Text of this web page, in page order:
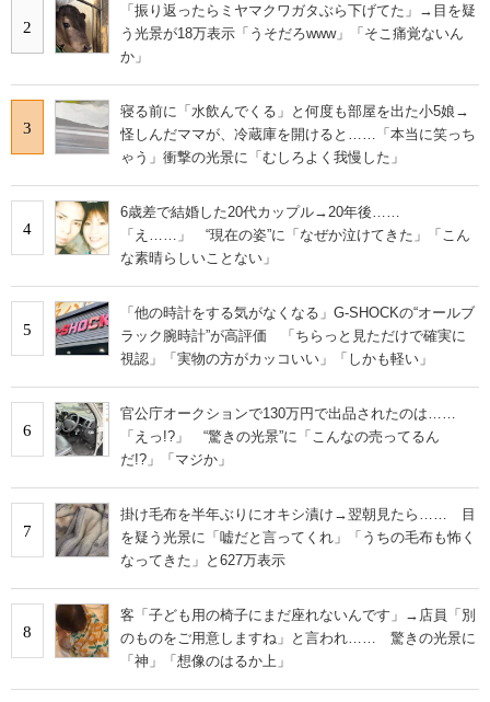
2
「振り返ったらミヤマクワガタぶら下げてた」→目を疑
う光景が18万表示「うそだろwww」「そこ痛覚ないん
か」
3
寝る前に「水飲んでくる」と何度も部屋を出た小5娘→
怪しんだママが、冷蔵庫を開けると……「本当に笑っち
ゃう」衝撃の光景に「むしろよく我慢した」
4
6歳差で結婚した20代カップル→20年後……
「え……」 “現在の姿”に「なぜか泣けてきた」「こん
な素晴らしいことない」
5
「他の時計をする気がなくなる」G-SHOCKの“オールブ
ラック腕時計”が高評価 「ちらっと見ただけで確実に
視認」「実物の方がカッコいい」「しかも軽い」
6
官公庁オークションで130万円で出品されたのは……
「えっ!?」 “驚きの光景”に「こんなの売ってるん
だ!?」「マジか」
7
掛け毛布を半年ぶりにオキシ漬け→翌朝見たら…… 目
を疑う光景に「嘘だと言ってくれ」「うちの毛布も怖く
なってきた」と627万表示
8
客「子ども用の椅子にまだ座れないんです」→店員「別
のものをご用意しますね」と言われ…… 驚きの光景に
「神」「想像のはるか上」